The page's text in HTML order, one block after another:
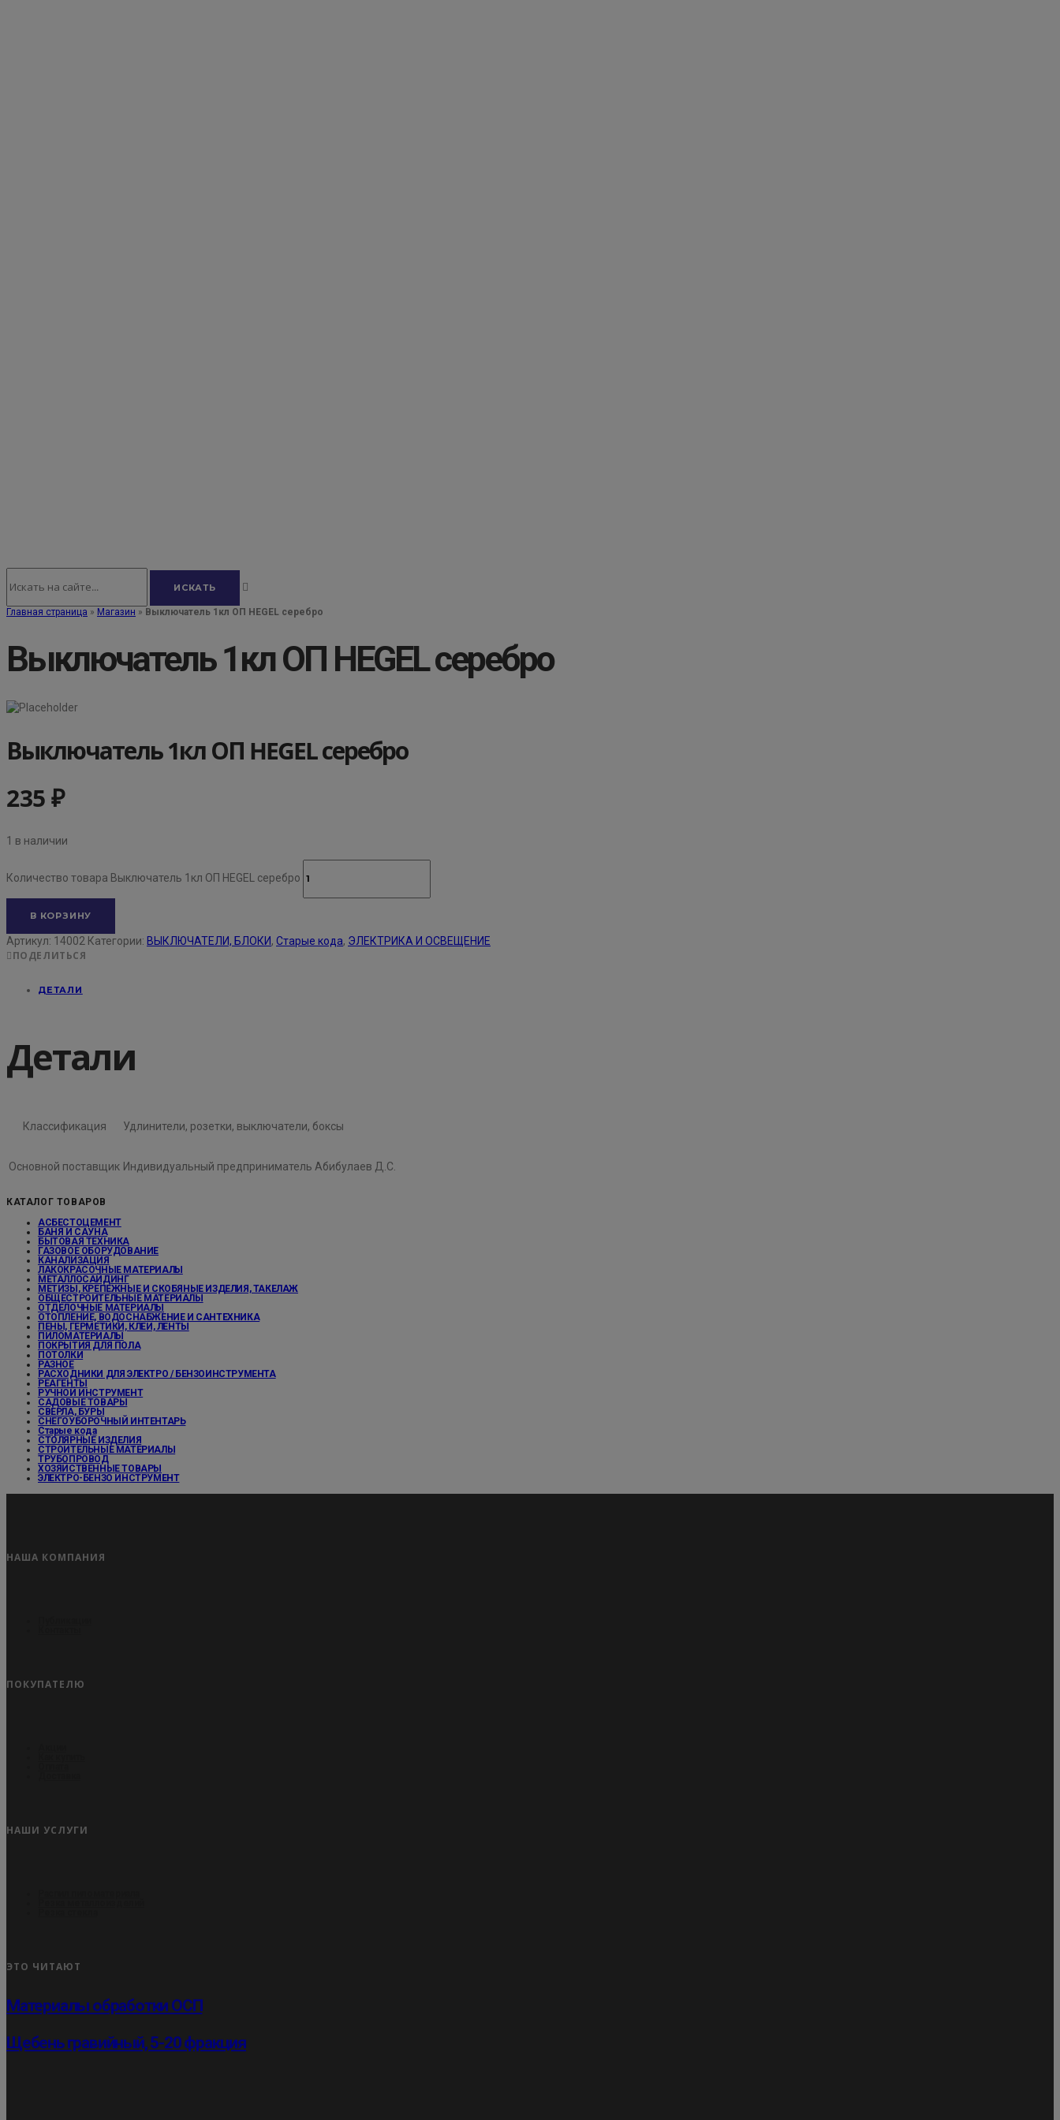
Главная страница » Магазин » Выключатель 1кл ОП HEGEL серебро
Выключатель 1кл ОП HEGEL серебро
Выключатель 1кл ОП HEGEL серебро
235₽
1 в наличии
Количество товара Выключатель 1кл ОП HEGEL серебро
В КОРЗИНУ
Артикул: 14002 Категории: ВЫКЛЮЧАТЕЛИ, БЛОКИ, Старые кода, ЭЛЕКТРИКА И ОСВЕЩЕНИЕ
ПОДЕЛИТЬСЯ
ДЕТАЛИ
Детали
Классификация Удлинители, розетки, выключатели, боксы
Основной поставщик Индивидуальный предприниматель Абибулаев Д.С.
КАТАЛОГ ТОВАРОВ
АСБЕСТОЦЕМЕНТ
БАНЯ И САУНА
БЫТОВАЯ ТЕХНИКА
ГАЗОВОЕ ОБОРУДОВАНИЕ
КАНАЛИЗАЦИЯ
ЛАКОКРАСОЧНЫЕ МАТЕРИАЛЫ
МЕТАЛЛОСАЙДИНГ
МЕТИЗЫ, КРЕПЕЖНЫЕ И СКОБЯНЫЕ ИЗДЕЛИЯ, ТАКЕЛАЖ
ОБЩЕСТРОИТЕЛЬНЫЕ МАТЕРИАЛЫ
ОТДЕЛОЧНЫЕ МАТЕРИАЛЫ
ОТОПЛЕНИЕ, ВОДОСНАБЖЕНИЕ И САНТЕХНИКА
ПЕНЫ, ГЕРМЕТИКИ, КЛЕИ, ЛЕНТЫ
ПИЛОМАТЕРИАЛЫ
ПОКРЫТИЯ ДЛЯ ПОЛА
ПОТОЛКИ
РАЗНОЕ
РАСХОДНИКИ ДЛЯ ЭЛЕКТРО / БЕНЗОИНСТРУМЕНТА
РЕАГЕНТЫ
РУЧНОЙ ИНСТРУМЕНТ
САДОВЫЕ ТОВАРЫ
СВЕРЛА, БУРЫ
СНЕГОУБОРОЧНЫЙ ИНТЕНТАРЬ
Старые кода
СТОЛЯРНЫЕ ИЗДЕЛИЯ
СТРОИТЕЛЬНЫЕ МАТЕРИАЛЫ
ТРУБОПРОВОД
ХОЗЯЙСТВЕННЫЕ ТОВАРЫ
ЭЛЕКТРО-БЕНЗО ИНСТРУМЕНТ
НАША КОМПАНИЯ
ПОКУПАТЕЛЮ
НАШИ УСЛУГИ
ЭТО ЧИТАЮТ
Материалы обработки ОСП
Щебень гравийный, 5-20 фракция